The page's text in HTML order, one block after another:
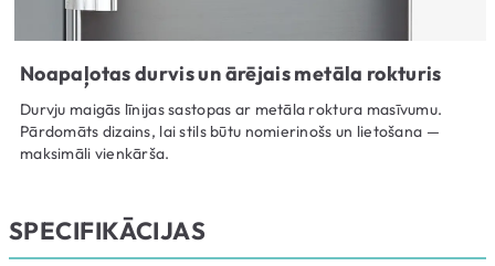
Noapaļotas durvis un ārējais metāla rokturis
Durvju maigās līnijas sastopas ar metāla roktura masīvumu.
Pārdomāts dizains, lai stils būtu nomierinošs un lietošana —
maksimāli vienkārša.
SPECIFIKĀCIJAS